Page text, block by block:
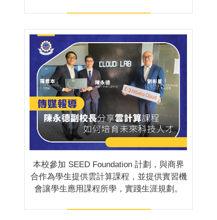
本校參加 SEED Foundation 計劃，與商界
合作為學生提供雲計算課程，並提供實習機
會讓學生應用課程所學，實踐生涯規劃。